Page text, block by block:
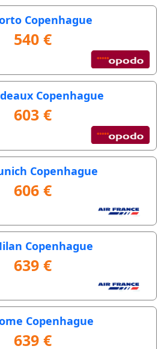
Copenhague
540 €
Copenhague
603 €
Copenhague
606 €
Copenhague
639 €
Copenhague
639 €